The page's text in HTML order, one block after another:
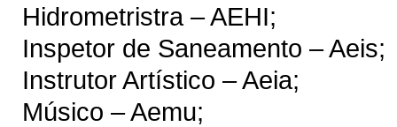
Hidrometristra – AEHI;
Inspetor de Saneamento – Aeis;
Instrutor Artístico – Aeia;
Músico – Aemu;